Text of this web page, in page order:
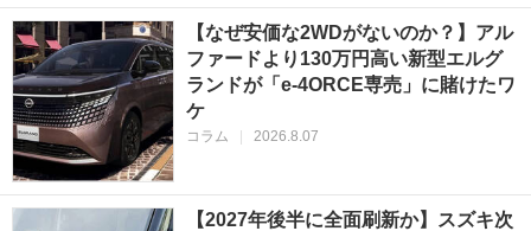
【なぜ安価な2WDがないのか？】アル
ファードより130万円高い新型エルグ
ランドが「e-4ORCE専売」に賭けたワ
ケ
コラム | 2026.8.07
【2027年後半に全面刷新か】スズキ次